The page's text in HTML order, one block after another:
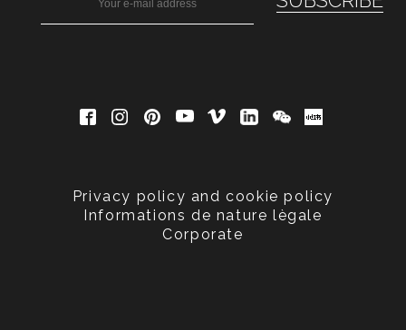
Privacy policy and cookie policy
Informations de nature lègale
Corporate